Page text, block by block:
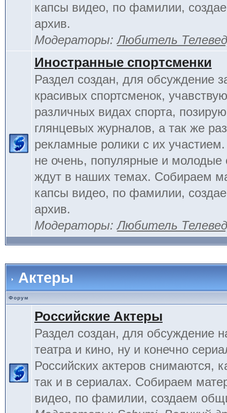
капсы видео, по фамилии,
архив.
Модераторы:Любитель
Иностранные спортсменки
Раздел создан, для обсуждение
красивых спортсменок,
различных видах спорта,
глянцевых журналов, а так же
рекламные ролики с их
не очень, популярные и молодые
ждут в наших темах. Собираем
капсы видео, по фамилии,
архив.
Модераторы:Любитель
Актеры
Форум
Российские Актеры
Раздел создан, для обсуждение
театра и кино, ну и конечно
Российских актеров снимаются,
так и в сериалах. Собираем
видео, по фамилии, создаем